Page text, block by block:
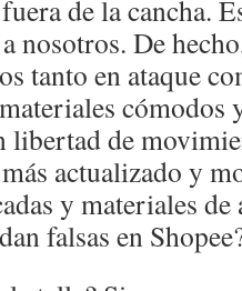
de la cancha.
nosotros. De
tanto en ataque
cómodos
libertad de
actualizado y
y materiales
falsas en